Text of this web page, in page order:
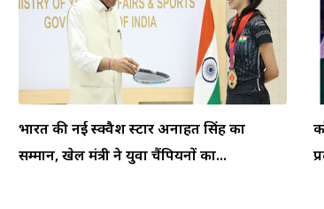
भारत की नई स्क्वैश स्टार अनाहत सिंह का
सम्मान, खेल मंत्री ने युवा चैंपियनों का...